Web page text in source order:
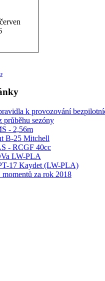
k provozování
průběhu sezóny
- 2,56m
B-25 Mitchell
- RCGF 40cc
LW-PLA
17 Kaydet (LW-PLA)
momentů za rok 2018